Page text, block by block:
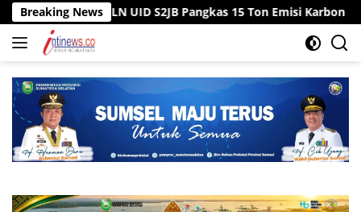
Langsung
ke
konten
Breaking News
PLN UID S2JB Pangkas 15 Ton Emisi Karbon Tiga